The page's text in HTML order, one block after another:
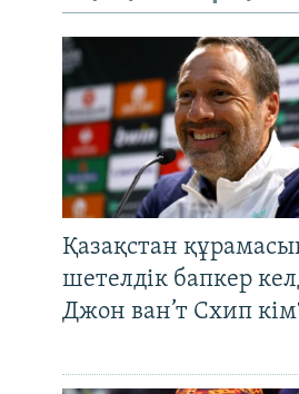
Қазақстан
шетелдік бапкер
Джон ван’т Схип